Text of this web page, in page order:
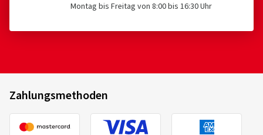
Montag bis Freitag von 8:00 bis 16:30 Uhr
Zahlungsmethoden